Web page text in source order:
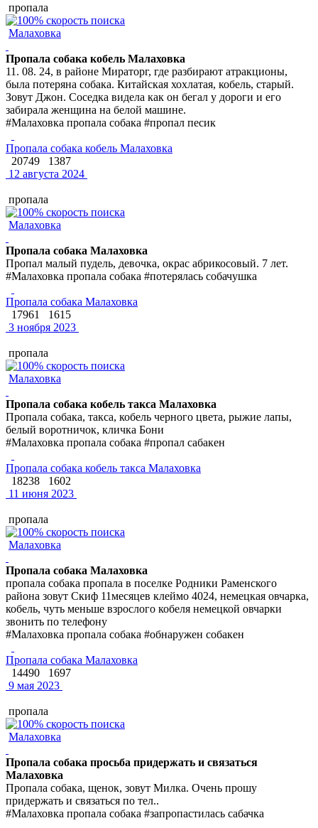
пропала
Малаховка
Пропала собака кобель Малаховка
11. 08. 24, в районе Мираторг, где разбирают атракционы,
была потеряна собака. Китайская хохлатая, кобель, старый.
Зовут Джон. Соседка видела как он бегал у дороги и его
забирала женщина на белой машине.
#Малаховка пропала собака #пропал песик
Пропала собака кобель Малаховка
20749
1387
12 августа 2024
пропала
Малаховка
Пропала собака Малаховка
Пропал малый пудель, девочка, окрас абрикосовый. 7 лет.
#Малаховка пропала собака #потерялась собачушка
Пропала собака Малаховка
17961
1615
3 ноября 2023
пропала
Малаховка
Пропала собака кобель такса Малаховка
Пропала собака, такса, кобель черного цвета, рыжие лапы,
белый воротничок, кличка Бони
#Малаховка пропала собака #пропал сабакен
Пропала собака кобель такса Малаховка
18238
1602
11 июня 2023
пропала
Малаховка
Пропала собака Малаховка
пропала собака пропала в поселке Родники Раменского
района зовут Скиф 11месяцев клеймо 4024, немецкая овчарка,
кобель, чуть меньше взрослого кобеля немецкой овчарки
звонить по телефону
#Малаховка пропала собака #обнаружен собакен
Пропала собака Малаховка
14490
1697
9 мая 2023
пропала
Малаховка
Пропала собака просьба придержать и связаться
Малаховка
Пропала собака, щенок, зовут Милка. Очень прошу
придержать и связаться по тел..
#Малаховка пропала собака #запропастилась сабачка